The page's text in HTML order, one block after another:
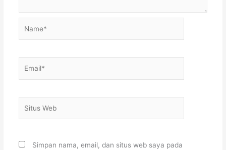
Web
Simpan nama, email, dan situs web saya pada